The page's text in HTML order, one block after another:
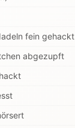
fein gehackt
abgezupft